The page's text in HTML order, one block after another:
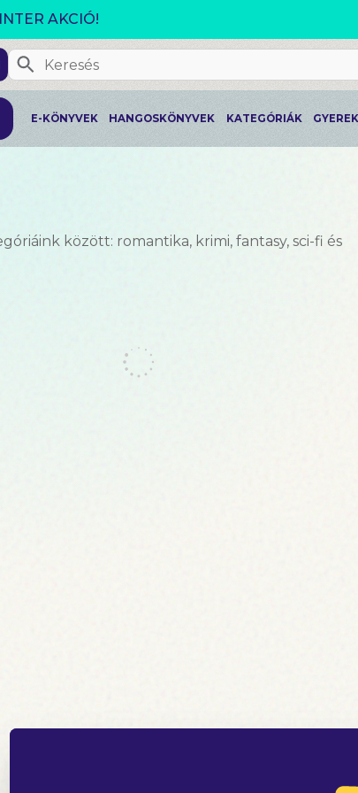
ÁLMAIMBAN SZERETLEK
E-KÖNYVEK HANGOSKÖNYVEK KATEGÓRIÁK
között: romantika, krimi, fantasy, sci-fi és